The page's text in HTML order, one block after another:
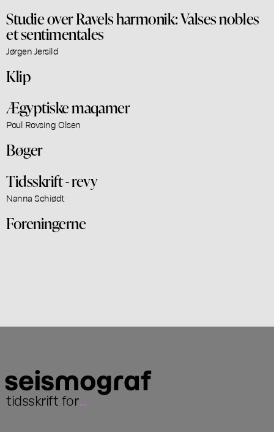
Studie over Ravels harmonik: Valses nobles
et sentimentales
Jørgen Jersild
Klip
Ægyptiske maqamer
Poul Rovsing Olsen
Bøger
Tidsskrift - revy
Nanna Schiødt
Foreningerne
tidsskrift for...